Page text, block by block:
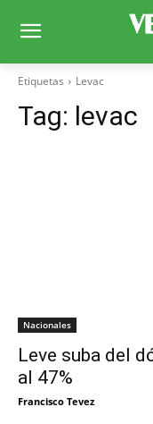
Etiquetas Levac
Tag: levac
Nacionales
Leve suba del
al 47%
Francisco Tevez